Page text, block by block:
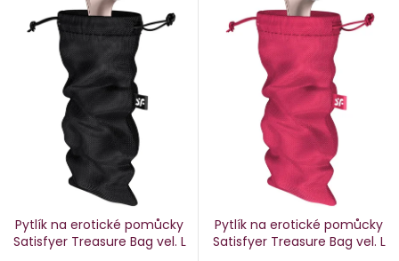
Pytlík na erotické pomůcky
Satisfyer Treasure Bag vel. L
Pytlík na erotické pomůcky
Satisfyer Treasure Bag vel. L